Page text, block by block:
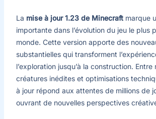
La mise à jour 1.23 de Minecraftmarque
importante dans l’évolution du jeu le plus
monde. Cette version apporte des
substantielles qui transforment
l’exploration jusqu’à la construction.
créatures inédites et optimisations
à jour répond aux attentes de millions de
ouvrant de nouvelles perspectives